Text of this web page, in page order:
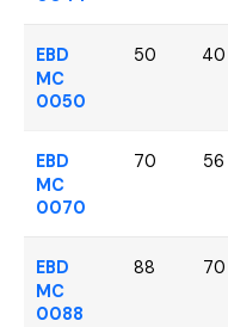
EBD
MC
0050
50 40
EBD
MC
0070
70 56
EBD
MC
0088
88 70